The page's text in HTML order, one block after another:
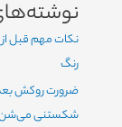
نکات مهم قبل از
رنگ
ضرورت روکش
شکستنی